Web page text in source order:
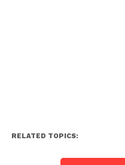
RELATED TOPICS: